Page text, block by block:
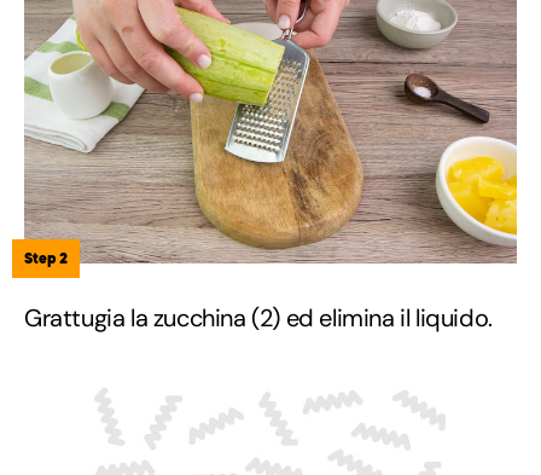
Step 2
Grattugia la zucchina (2) ed elimina il liquido.